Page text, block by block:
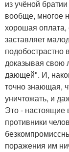
из учёной
вообще, многое
хорошая оплата,
заставляет
доказывая свою
дающей". И,
точно знающая,
уничтожать, и
Это - настоящие
противники
поражения им